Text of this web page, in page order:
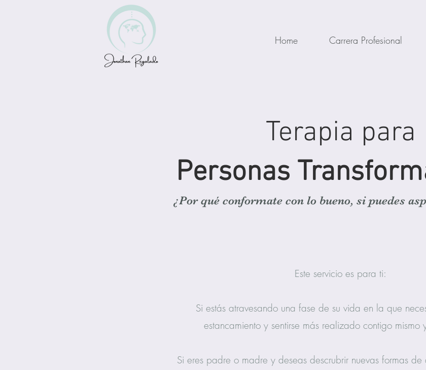
Home Carrera Profesional
Terapia para
Personas
¿Por qué conformate con lo bueno, si puedes
Este servicio es para ti:
Si estás atravesando una fase de su vida en la que
estancamiento y sentirse más realizado contigo mismo
Si eres padre o madre y deseas descrubrir nuevas formas